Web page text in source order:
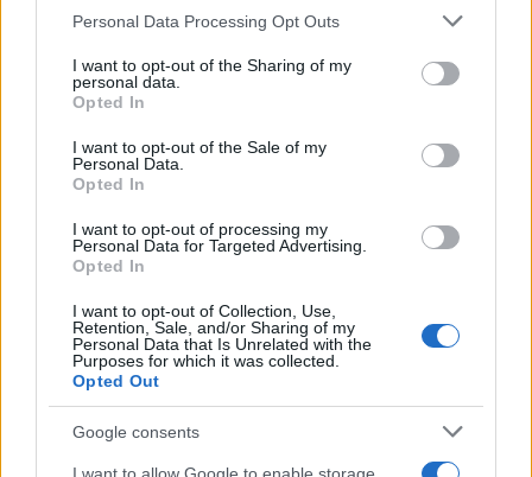
Please note that this website/app uses one or more Google
not limited to your visit or usage behaviour. You may click to
grant or deny consent to Google and its third-party tags to
use your data for below specified purposes in below Google
consent section.
Personal Data Processing Opt Outs
I want to opt-out of the Sharing of my
personal data.
Opted In
I want to opt-out of the Sale of my
Personal Data.
Opted In
I want to opt-out of processing my
Personal Data for Targeted Advertising.
Opted In
I want to opt-out of Collection, Use,
Retention, Sale, and/or Sharing of my
Personal Data that Is Unrelated with the
Purposes for which it was collected.
Opted Out
Google consents
Στις δημόσιες κληρώσεις συμμετέχουν αυτόματα,
με βάση τα στοιχεία που συλλέγει η φορολογική
διοίκηση, τα φυσικά πρόσωπα που διαθέτουν ΑΦΜ
στην Ελλάδα και έχουν ηλικία άνω των 18 ετών,